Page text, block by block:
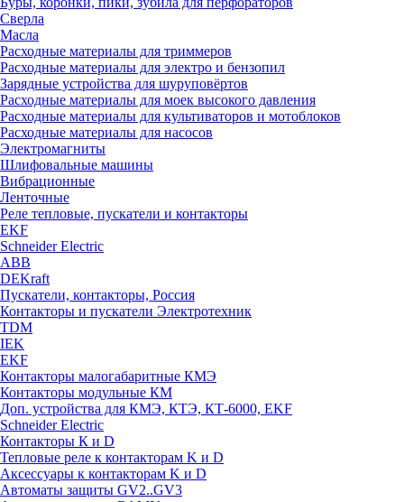
Сверла
Масла
Расходные материалы для триммеров
Расходные материалы для электро и бензопил
Зарядные устройства для шуруповёртов
Расходные материалы для моек высокого давления
Расходные материалы для культиваторов и мотоблоков
Расходные материалы для насосов
Электромагниты
Шлифовальные машины
Вибрационные
Ленточные
Реле тепловые, пускатели и контакторы
EKF
Schneider Electric
ABB
DEKraft
Пускатели, контакторы, Россия
Контакторы и пускатели Электротехник
TDM
IEK
EKF
Контакторы малогабаритные КМЭ
Контакторы модульные КМ
Доп. устройства для КМЭ, КТЭ, КТ-6000, EKF
Schneider Electric
Контакторы К и D
Тепловые реле к контакторам K и D
Аксессуары к контакторам K и D
Автоматы защиты GV2..GV3